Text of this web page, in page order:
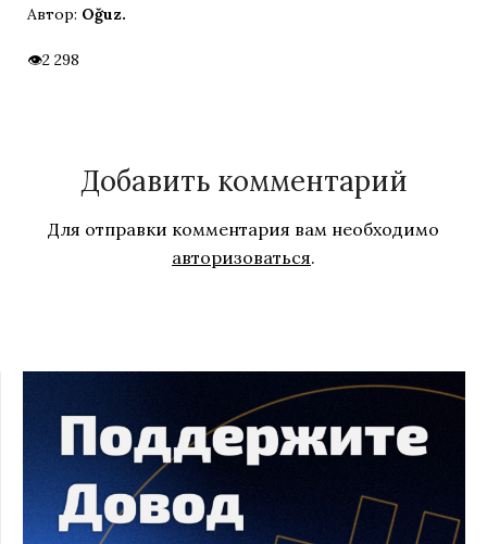
Автор: Oğuz.
2 298
Добавить комментарий
Для отправки комментария вам необходимо
авторизоваться.